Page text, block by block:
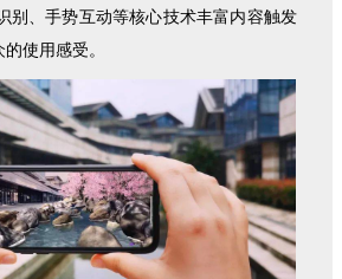
别、手势互动等核心技术丰富内容触发
使用感受。